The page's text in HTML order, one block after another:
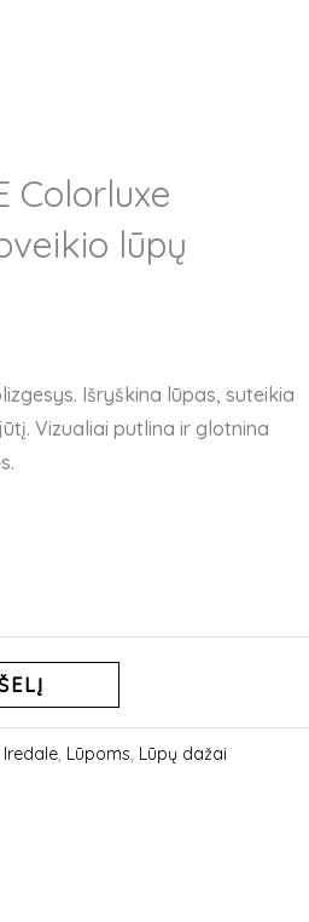
Colorluxe
lūpų
Išryškina lūpas, suteikia
Vizualiai putlina ir glotnina
, Lūpoms, Lūpų dažai